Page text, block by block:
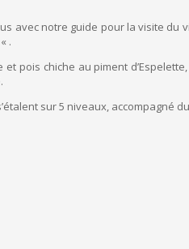
avec notre guide pour la visite du
.
pois chiche au piment
sur 5 niveaux, accompagné